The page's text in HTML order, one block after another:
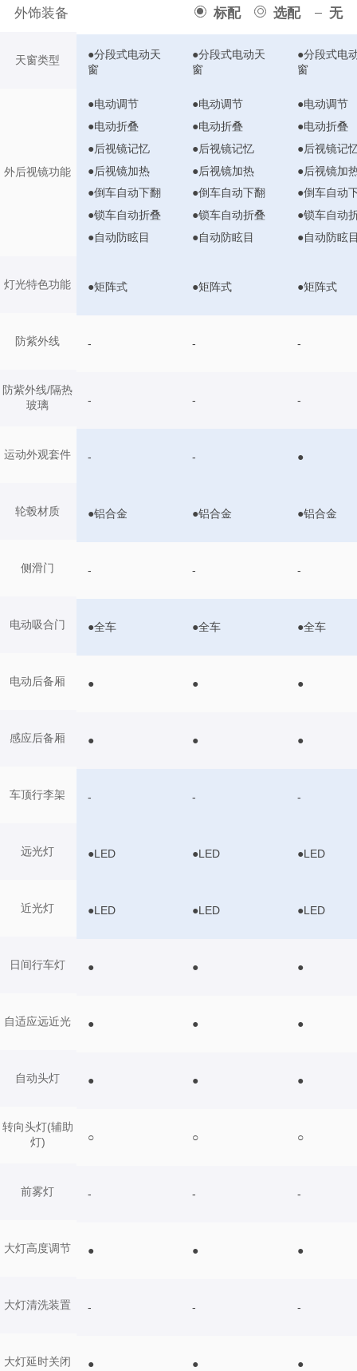
外饰装备 标配 选配 无
天窗类型
外后视镜功能
灯光特色功能
防紫外线
防紫外线/隔热
玻璃
运动外观套件
轮毂材质
侧滑门
电动吸合门
电动后备厢
感应后备厢
车顶行李架
远光灯
近光灯
日间行车灯
自适应远近光
自动头灯
转向头灯(辅助
灯)
前雾灯
大灯高度调节
大灯清洗装置
大灯延时关闭
●分段式电动天
窗
●分段式电动天
窗
●分段式电
窗
●电动调节
●电动折叠
●后视镜记忆
●后视镜加热
●倒车自动下翻
●锁车自动折叠
●自动防眩目
●电动调节
●电动折叠
●后视镜记忆
●后视镜加热
●倒车自动下翻
●锁车自动折叠
●自动防眩目
●电动调节
●电动折叠
●后视镜记
●后视镜加
●倒车自动
●锁车自动
●自动防眩
●矩阵式 ●矩阵式 ●矩阵式
- - -
- - -
- - ●
●铝合金 ●铝合金 ●铝合金
- - -
●全车 ●全车 ●全车
● ● ●
● ● ●
- - -
●LED ●LED ●LED
●LED ●LED ●LED
● ● ●
● ● ●
● ● ●
○ ○ ○
- - -
● ● ●
- - -
● ● ●